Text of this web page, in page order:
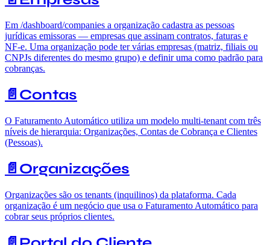
Em /dashboard/companies a organização cadastra as pessoas
jurídicas emissoras — empresas que assinam contratos, faturas e
NF-e. Uma organização pode ter várias empresas (matriz, filiais ou
CNPJs diferentes do mesmo grupo) e definir uma como padrão para
cobranças.
📄️ Contas
O Faturamento Automático utiliza um modelo multi-tenant com três
níveis de hierarquia: Organizações, Contas de Cobrança e Clientes
(Pessoas).
📄️ Organizações
Organizações são os tenants (inquilinos) da plataforma. Cada
organização é um negócio que usa o Faturamento Automático para
cobrar seus próprios clientes.